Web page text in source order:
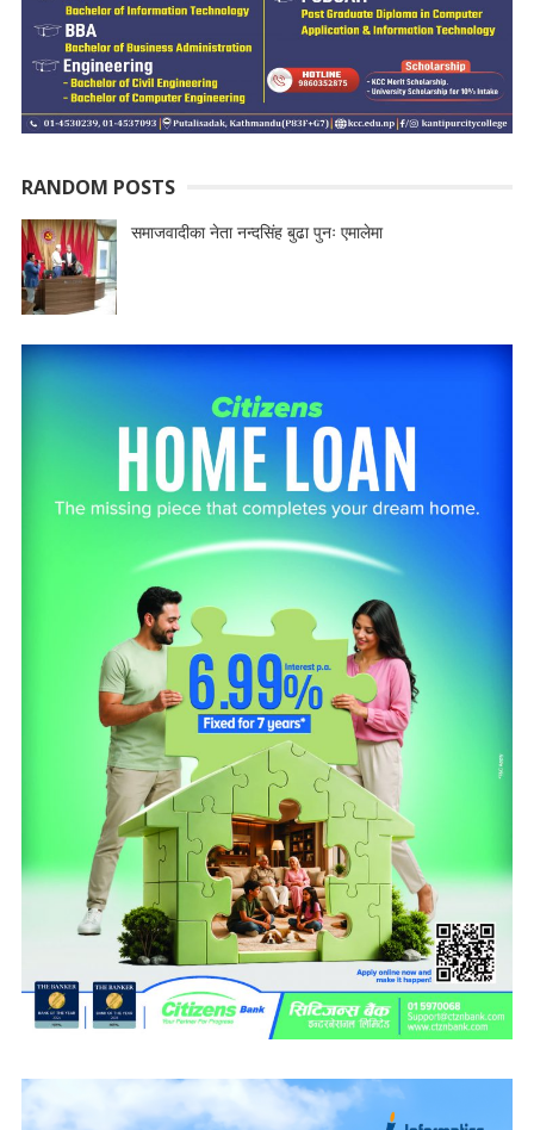
RANDOM POSTS
समाजवादीका नेता नन्दसिंह बुढा पुनः एमालेमा